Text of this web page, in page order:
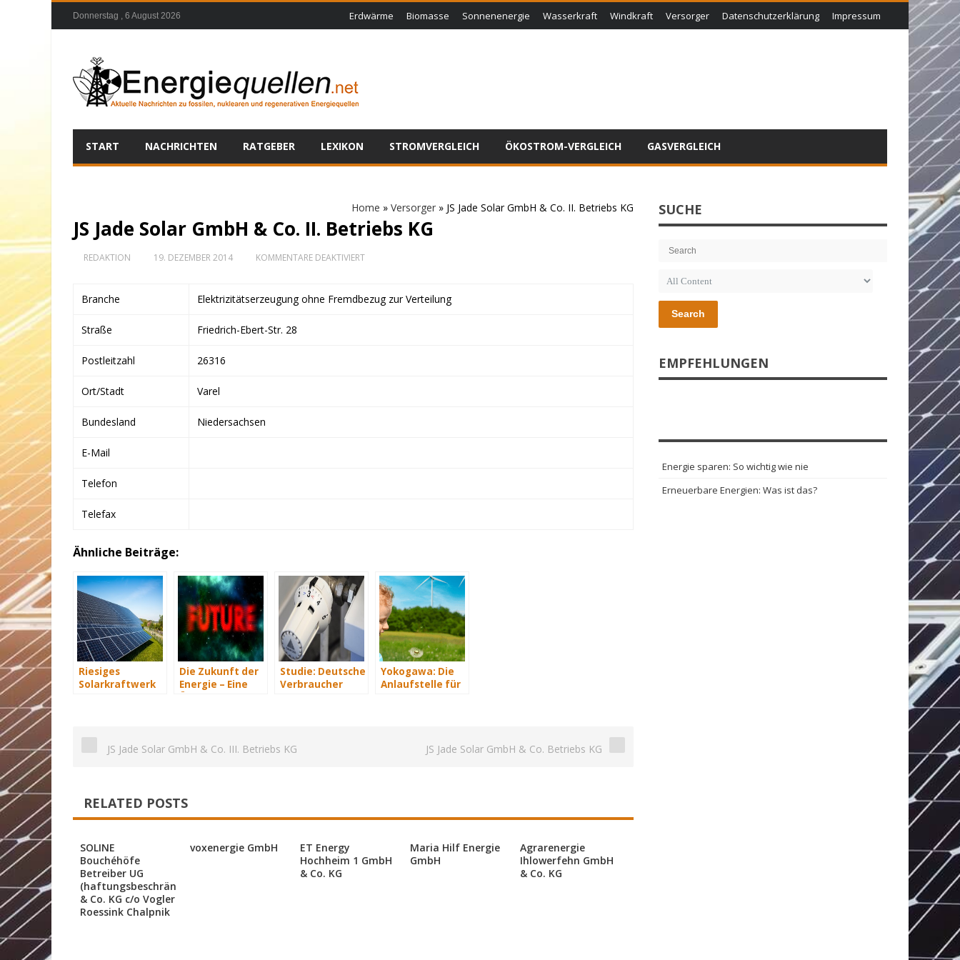
Donnerstag , 6 August 2026 Erdwärme Biomasse Sonnenenergie Wasserkraft Windkraft Versorger Datenschutzerklärung Impressum
START NACHRICHTEN RATGEBER LEXIKON STROMVERGLEICH ÖKOSTROM-VERGLEICH GASVERGLEICH
Home » Versorger » JS Jade Solar GmbH & Co. II. Betriebs KG
JS Jade Solar GmbH & Co. II. Betriebs KG
REDAKTION 19. DEZEMBER 2014 KOMMENTARE DEAKTIVIERTFÜR
GMBH
Branche Elektrizitätserzeugung ohne Fremdbezug zur Verteilung
Straße Friedrich-Ebert-Str. 28
Postleitzahl 26316
Ort/Stadt Varel
Bundesland Niedersachsen
E-Mail
Telefon
Telefax
Ähnliche Beiträge:
Riesiges
Solarkraftwerk
Die Zukunft der
Energie – Eine
Studie: Deutsche
Verbraucher
Yokogawa: Die
Anlaufstelle für
JS Jade Solar GmbH & Co. III. Betriebs KG JS Jade Solar GmbH & Co. Betriebs KG
RELATED POSTS
SOLINE
Bouchéhöfe
Betreiber UG
(haftungsbeschränkt)
& Co. KG c/o Vogler
Roessink Chalpnik
voxenergie GmbH
ET Energy
Hochheim 1 GmbH
& Co. KG
Maria Hilf Energie
GmbH
Agrarenergie
Ihlowerfehn GmbH
& Co. KG
SUCHE
Search
EMPFEHLUNGEN
Energie sparen: So wichtig wie nie
Erneuerbare Energien: Was ist das?